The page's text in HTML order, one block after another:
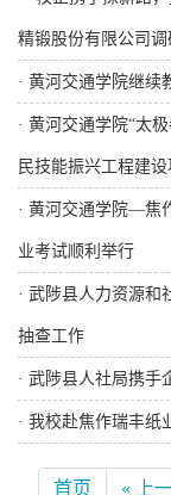
精锻股份有限公司
· 黄河交通学院继续
· 黄河交通学院“太
民技能振兴工程建设
· 黄河交通学院—焦
业考试顺利举行
· 武陟县人力资源和
抽查工作
· 武陟县人社局携手
· 我校赴焦作瑞丰纸
首页 « 上